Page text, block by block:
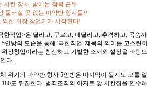
치킨 장사, 밤에는 잠복 근무
물러설 곳 없는 마약반 형사들의
외한 위장 창업기가 시작된다!
한직업>은 달리고, 구르고, 매달리고, 추격하고, 목숨
5인방의 모습을 통해 '극한직업' 제목의 의미를 고스란
위장창업이라는 참신하고 기발한 소재와 설정을 바탕
다.
위기의 마약반 형사 5인방은 마지막이 될지도 모를
180도 뒤집힌다. 범죄조직의 아지트 앞 치킨집을 인수